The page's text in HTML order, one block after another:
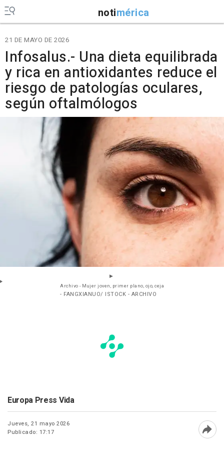
notimérica
21 DE MAYO DE 2026
Infosalus.- Una dieta equilibrada
y rica en antioxidantes reduce el
riesgo de patologías oculares,
según oftalmólogos
Archivo - Mujer joven, primer plano, ojo, ceja
- FANGXIANUO/ ISTOCK - ARCHIVO
Europa Press Vida
Jueves, 21 mayo 2026
Publicado: 17:17